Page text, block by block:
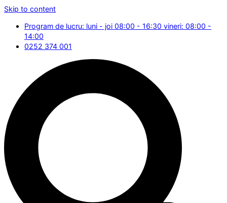
Skip to content
Program de lucru: luni - joi 08:00 - 16:30 vineri: 08:00 -
14:00
0252 374 001